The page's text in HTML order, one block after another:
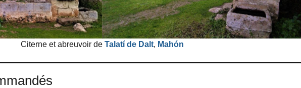
Citerne et abreuvoir de Talatí de Dalt, Mahón